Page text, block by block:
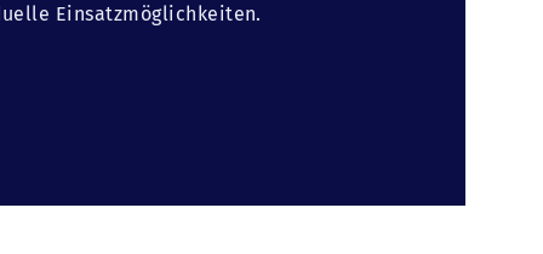
Einsatzmöglichkeiten.